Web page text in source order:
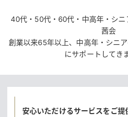
40代・50代・60代・中高年・シニ
茜会
創業以来65年以上、中高年・シニ
にサポートしてき
安心いただけるサービスをご提